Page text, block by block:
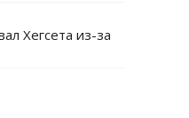
Хегсета из-за